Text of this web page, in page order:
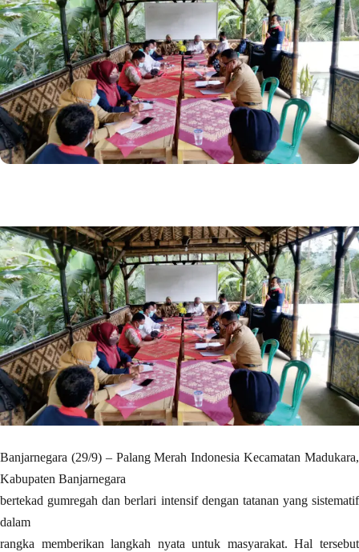
Banjarnegara (29/9) – Palang Merah Indonesia Kecamatan Madukara,
Kabupaten Banjarnegara
bertekad gumregah dan berlari intensif dengan tatanan yang sistematif
dalam
rangka memberikan langkah nyata untuk masyarakat. Hal tersebut